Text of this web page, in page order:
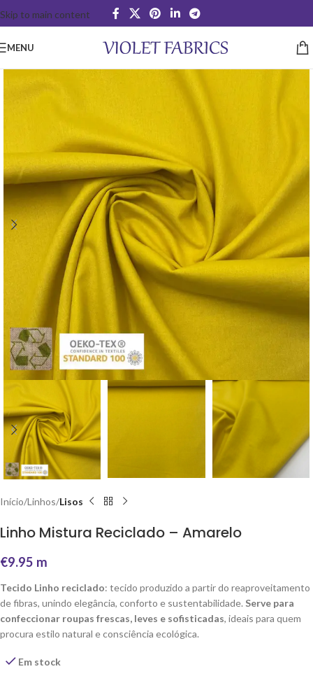
Skip to main content
MENU
Início Linhos Lisos
Linho Mistura Reciclado – Amarelo
€9.95 m
Tecido Linho reciclado: tecido produzido a partir do reaproveitamento
de fibras, unindo elegância, conforto e sustentabilidade. Serve para
confeccionar roupas frescas, leves e sofisticadas, ideais para quem
procura estilo natural e consciência ecológica.
Em stock